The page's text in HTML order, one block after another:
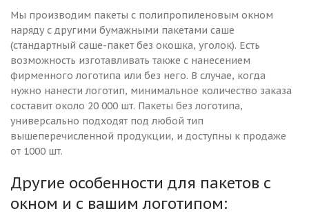
Мы производим пакеты с полипропиленовым окном
наряду с другими бумажными пакетами саше
(стандартный саше-пакет без окошка, уголок). Есть
возможность изготавливать также с нанесением
фирменного логотипа или без него. В случае, когда
нужно нанести логотип, минимальное количество заказа
составит около 20 000 шт. Пакеты без логотипа,
универсально подходят под любой тип
вышеперечисленной продукции, и доступны к продаже
от 1000 шт.
Другие особенности для пакетов с
окном и с вашим логотипом: